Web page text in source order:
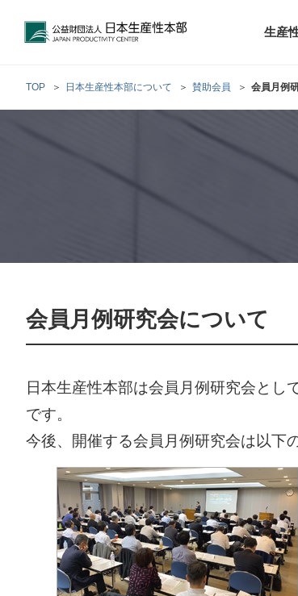
公益財団法人日本
生産
について
ト
生
調査研究・提言活動
最
生
働
について
定
テ
今
来
コンサルティング
経
経
TOP 日本生産性本部について 賛助会員 会員月例
会員月例研究会について
日本生産性本部は会員月例研究会と
です。
今後、開催する会員月例研究会は以下